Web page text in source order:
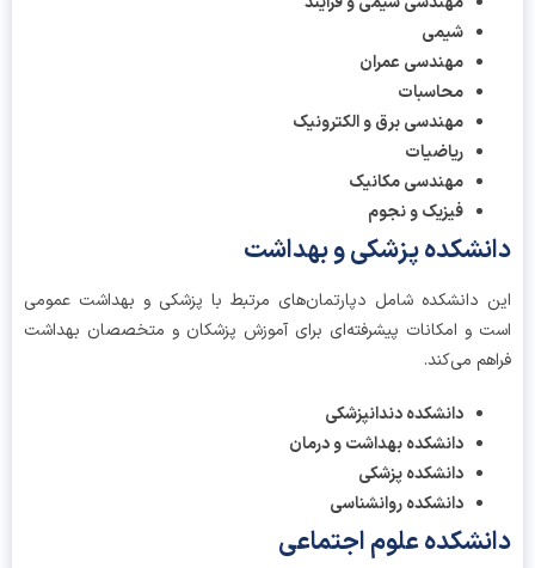
شیمی
مهندسی عمران
محاسبات
مهندسی برق و الکترونیک
ریاضیات
مهندسی مکانیک
فیزیک و نجوم
پزشکی و بهداشت
دانشکده شامل دپارتمان‌های مرتبط با پزشکی و بهداشت عمومی
و امکانات پیشرفته‌ای برای آموزش پزشکان و متخصصان بهداشت
می‌کند.
دانشکده دندانپزشکی
دانشکده بهداشت و درمان
دانشکده پزشکی
دانشکده روانشناسی
علوم اجتماعی